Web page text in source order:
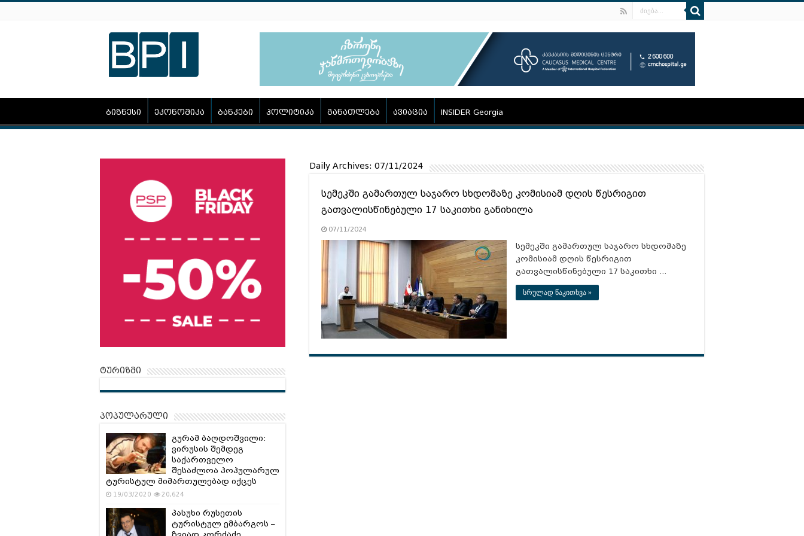
ბიზნესი ეკონომიკა ბანკები პოლიტიკა განათლება ავიაცია INSIDER Georgia
Daily Archives: 07/11/2024
სემეკში გამართულ საჯარო სხდომაზე კომისიამ დღის წესრიგით
გათვალისწინებული 17 საკითხი განიხილა
07/11/2024
სემეკში გამართულ საჯარო სხდომაზე
კომისიამ დღის წესრიგით
გათვალისწინებული 17 საკითხი …
სრულად წაკითხვა »
ტურიზმი
პოპულარული
გურამ ბაღდოშვილი:
ვირუსის შემდეგ
საქართველო
შესაძლოა პოპულარულ
ტურისტულ მიმართულებად იქცეს
19/03/2020 20,624
პასუხი რუსეთის
ტურისტულ ემბარგოს –